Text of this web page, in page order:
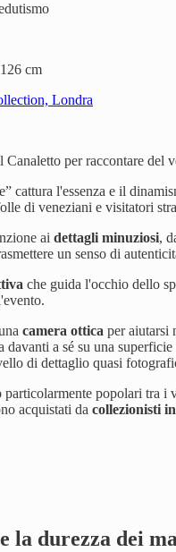
cm
Londra
per raccontare del
cattura l'essenza e il
di veneziani e visitatori
ai dettagli minuziosi,
un senso di
che guida l'occhio dello
camera ottica per aiutarsi
davanti a sé su una
di dettaglio quasi
particolarmente popolari tra i
acquistati da collezionisti
la durezza dei